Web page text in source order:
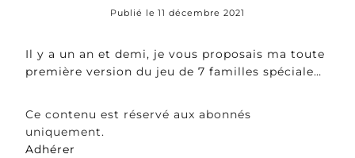
Publié le 11 décembre 2021
Il y a un an et demi, je vous proposais ma toute
première version du jeu de 7 familles spéciale…
Ce contenu est réservé aux abonnés
uniquement.
Adhérer